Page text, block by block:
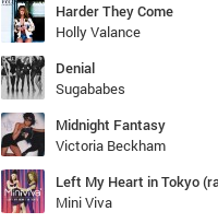
Harder They Come
Holly Valance
Denial
Sugababes
Midnight Fantasy
Victoria Beckham
Left My Heart in Tokyo
Mini Viva